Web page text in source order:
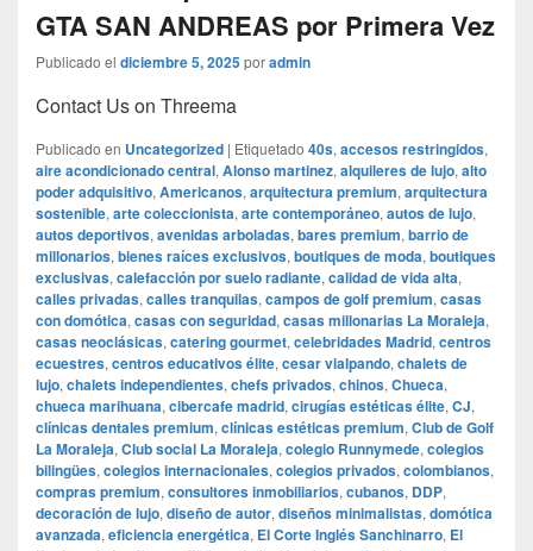
GTA SAN ANDREAS por Primera Vez
Publicado el diciembre 5, 2025poradmin
Contact Us on Threema
Publicado en Uncategorized | Etiquetado 40s, accesos restringidos,
aire acondicionado central, Alonso martinez, alquileres de lujo, alto
poder adquisitivo, Americanos, arquitectura premium, arquitectura
sostenible, arte coleccionista, arte contemporáneo, autos de lujo,
autos deportivos, avenidas arboladas, bares premium, barrio de
millonarios, bienes raíces exclusivos, boutiques de moda, boutiques
exclusivas, calefacción por suelo radiante, calidad de vida alta,
calles privadas, calles tranquilas, campos de golf premium, casas
con domótica, casas con seguridad, casas millonarias La Moraleja,
casas neoclásicas, catering gourmet, celebridades Madrid, centros
ecuestres, centros educativos élite, cesar vialpando, chalets de
lujo, chalets independientes, chefs privados, chinos, Chueca,
chueca marihuana, cibercafe madrid, cirugías estéticas élite, CJ,
clínicas dentales premium, clínicas estéticas premium, Club de Golf
La Moraleja, Club social La Moraleja, colegio Runnymede, colegios
bilingües, colegios internacionales, colegios privados, colombianos,
compras premium, consultores inmobiliarios, cubanos, DDP,
decoración de lujo, diseño de autor, diseños minimalistas, domótica
avanzada, eficiencia energética, El Corte Inglés Sanchinarro, El